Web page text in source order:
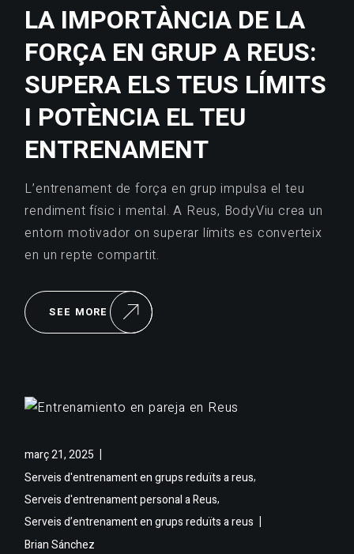
LA IMPORTÀNCIA DE LA
FORÇA EN GRUP A REUS:
SUPERA ELS TEUS LÍMITS
I POTÈNCIA EL TEU
ENTRENAMENT
L’entrenament de força en grup impulsa el teu
rendiment físic i mental. A Reus, BodyViu crea un
entorn motivador on superar límits es converteix
en un repte compartit.
SEE MORE
març 21, 2025
Serveis d'entrenament en grups reduïts a reus,
Serveis d'entrenament personal a Reus,
Serveis d’entrenament en grups reduïts a reus
Brian Sánchez